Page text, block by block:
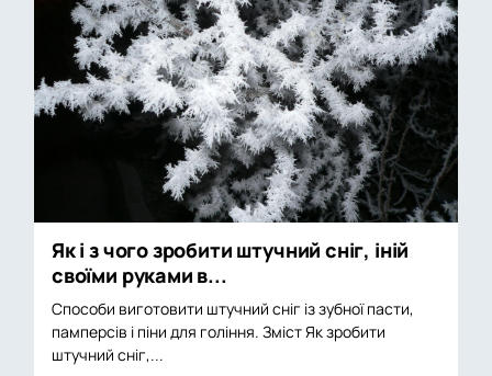
Як і з чого зробити штучний сніг, іній
своїми руками в...
Способи виготовити штучний сніг із зубної пасти,
памперсів і піни для гоління. Зміст Як зробити
штучний сніг,...